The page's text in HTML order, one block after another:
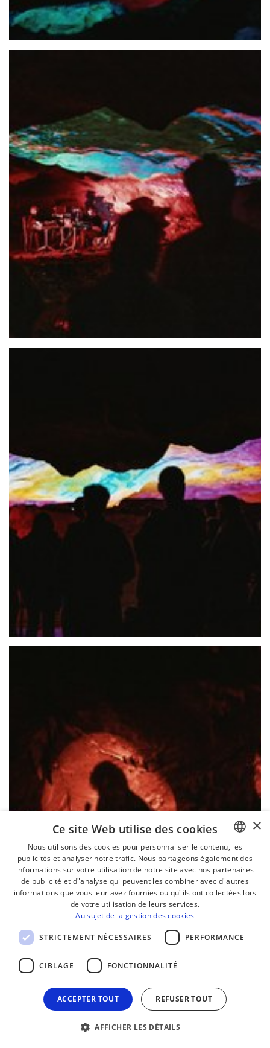
BASQUE
FRENCH
×
Ce site Web utilise des cookies
Nous utilisons des cookies pour personnaliser le contenu, les
publicités et analyser notre trafic. Nous partageons également des
informations sur votre utilisation de notre site avec nos partenaires
de publicité et d"analyse qui peuvent les combiner avec d"autres
informations que vous leur avez fournies ou qu"ils ont collectées lors
de votre utilisation de leurs services.
Au sujet de la gestion des cookies
STRICTEMENT NÉCESSAIRES PERFORMANCE
CIBLAGE FONCTIONNALITÉ
ACCEPTER TOUT REFUSER TOUT
AFFICHER LES DÉTAILS